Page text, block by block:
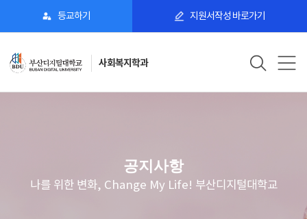
등교하기 지원서작성 바로가기
사회복지학과
공지사항
나를 위한 변화, Change My Life! 부산디지털대학교